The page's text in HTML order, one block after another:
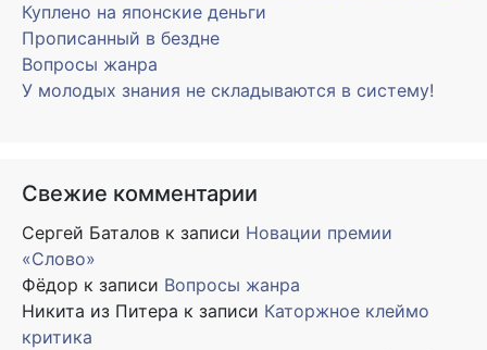
Куплено на японские деньги
Прописанный в бездне
Вопросы жанра
У молодых знания не складываются в систему!
Свежие комментарии
Сергей Баталов к записи Новации премии
«Слово»
Фёдор к записи Вопросы жанра
Никита из Питера к записи Каторжное клеймо
критика